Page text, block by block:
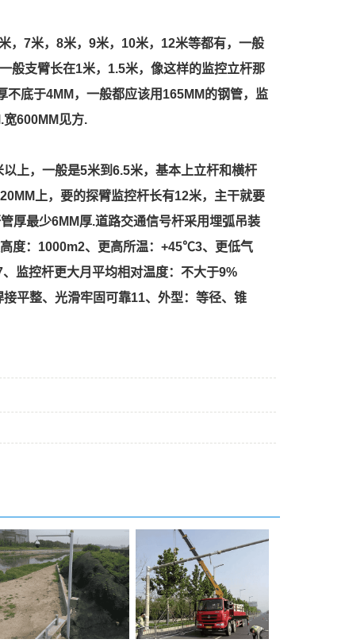
，7米，8米，9米，10米，12米等都有，一般
般支臂长在1米，1.5米，像这样的监控立杆那
底于4MM，一般都应该用165MM的钢管，监
600MM见方.
上，一般是5米到6.5米，基本上立杆和横杆
上，要的探臂监控杆长有12米，主干就要
厚最少6MM厚.道路交通信号杆采用埋弧吊装
度：1000m2、更高所温：+45℃3、更低气
监控杆更大月平均相对温度：不大于9%
平整、光滑牢固可靠11、外型：等径、锥